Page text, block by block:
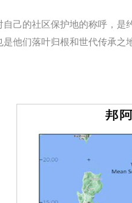
己的社区保护地的称呼，
他们落叶归根和世代传承之